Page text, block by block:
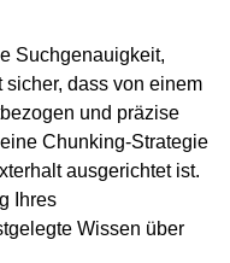
Suchgenauigkeit,
dass von einem
und präzise
Chunking-Strategie
ausgerichtet ist.
Ihres
Wissen über